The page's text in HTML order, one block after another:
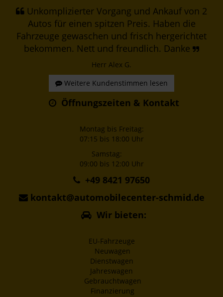
Unkomplizierter Vorgang und Ankauf von 2
Autos für einen spitzen Preis. Haben die
Fahrzeuge gewaschen und frisch hergerichtet
bekommen. Nett und freundlich. Danke
Herr Alex G.
Weitere Kundenstimmen lesen
Öffnungszeiten & Kontakt
Montag bis Freitag:
07:15 bis 18:00 Uhr
Samstag:
09:00 bis 12:00 Uhr
+49 8421 97650
kontakt@automobilecenter-schmid.de
Wir bieten:
EU-Fahrzeuge
Neuwagen
Dienstwagen
Jahreswagen
Gebrauchtwagen
Finanzierung